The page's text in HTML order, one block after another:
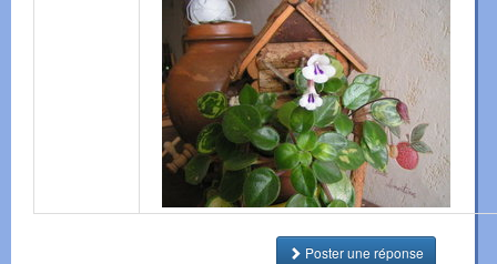
Poster une réponse